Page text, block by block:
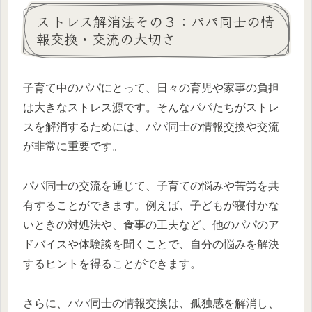
ストレス解消法その３：パパ同士の情
報交換・交流の大切さ
子育て中のパパにとって、日々の育児や家事の負担
は大きなストレス源です。そんなパパたちがストレ
スを解消するためには、パパ同士の情報交換や交流
が非常に重要です。
パパ同士の交流を通じて、子育ての悩みや苦労を共
有することができます。例えば、子どもが寝付かな
いときの対処法や、食事の工夫など、他のパパのア
ドバイスや体験談を聞くことで、自分の悩みを解決
するヒントを得ることができます。
さらに、パパ同士の情報交換は、孤独感を解消し、